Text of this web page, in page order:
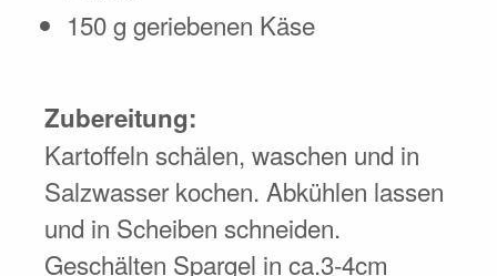
150 g geriebenen Käse
Zubereitung:
Kartoffeln schälen, waschen und in
Salzwasser kochen. Abkühlen lassen
und in Scheiben schneiden.
Geschälten Spargel in ca.3-4cm